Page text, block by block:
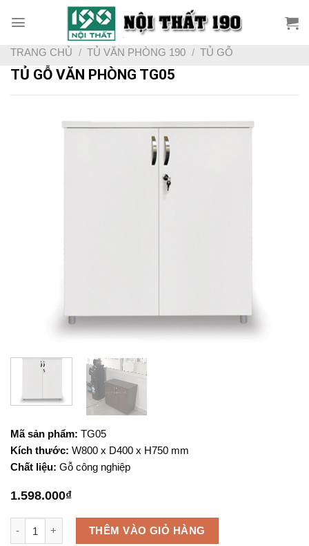
TRANG CHỦ / TỦ VĂN PHÒNG 190 / TỦ GỖ
TỦ GỖ VĂN PHÒNG TG05
Mã sản phẩm: TG05
Kích thước: W800 x D400 x H750 mm
Chất liệu: Gỗ công nghiệp
1.598.000₫
Tủ gỗ văn phòng TG05 số lượng
THÊM VÀO GIỎ HÀNG